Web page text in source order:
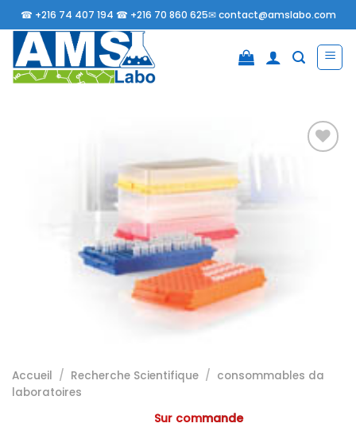
Passer
au
contenu
☎ +216 74 407 194 ☎ +216 70 860 625✉contact@amslabo.com
Accueil / Recherche Scientifique / consommables da
laboratoires
Sur commande